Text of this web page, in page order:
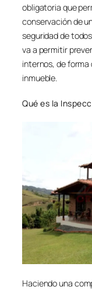
obligatoria que
conservación de
seguridad de
va a permitir
internos, de forma
inmueble.
Qué es la
Haciendo una